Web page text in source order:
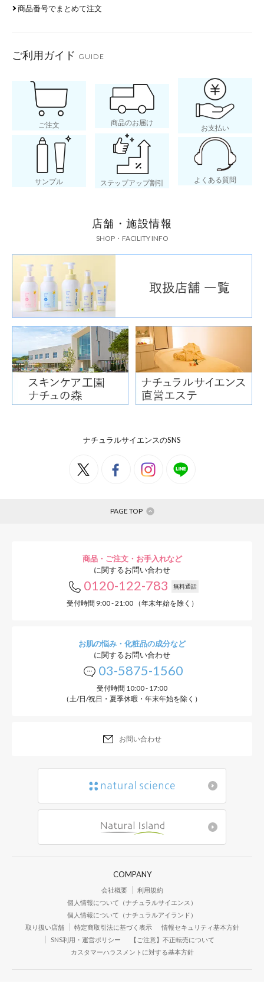
商品番号でまとめて注文
ご利用ガイド GUIDE
ご注文 商品のお届け
お支払い
サンプル ステップアップ割引 よくある質問
店舗・施設情報
SHOP・FACILITY INFO
ナチュラルサイエンスのSNS
PAGE TOP
商品・ご注文・お手入れなど
に関するお問い合わせ
0120-122-783 無料通話
受付時間 9:00 - 21:00 （年末年始を除く）
お肌の悩み・化粧品の成分など
に関するお問い合わせ
03-5875-1560
受付時間 10:00 - 17:00
（土/日/祝日・夏季休暇・年末年始を除く）
お問い合わせ
COMPANY
会社概要
利用規約
個人情報について（ナチュラルサイエンス）
個人情報について（ナチュラルアイランド）
取り扱い店舗
特定商取引法に基づく表示
情報セキュリティ基本方針
SNS利用・運営ポリシー
【ご注意】不正転売について
カスタマーハラスメントに対する基本方針